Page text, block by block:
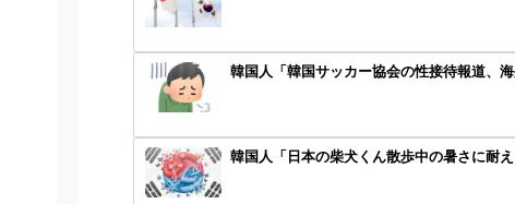
韓国人「韓国サッカー協会の性接待報道、
韓国人「日本の柴犬くん散歩中の暑さに耐え